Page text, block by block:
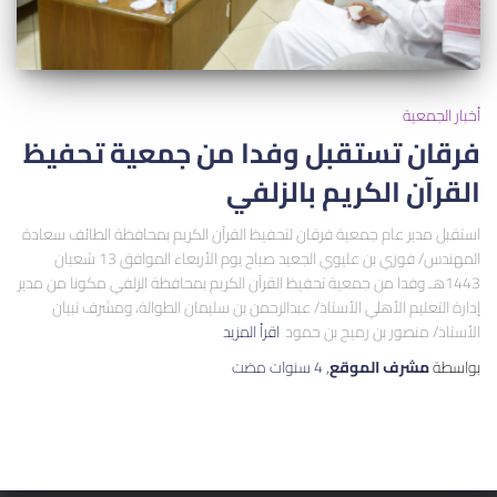
أخبار الجمعية
فرقان تستقبل وفدا من جمعية تحفيظ
القرآن الكريم بالزلفي
استقبل مدير عام جمعية فرقان لتحفيظ القرآن الكريم بمحافظة الطائف سعادة
المهندس/ فوزي بن عليوي الجعيد صباح يوم الأربعاء الموافق 13 شعبان
1443هـ وفدا من جمعية تحفيظ القرآن الكريم بمحافظة الزلفي مكونا من مدير
إدارة التعليم الأهلي الأستاذ/ عبدالرحمن بن سليمان الطوالة، ومشرف تبيان
الأستاذ/ منصور بن رميح بن حمود اقرأ المزيد
بواسطةمشرف الموقع,4 سنوات مضت